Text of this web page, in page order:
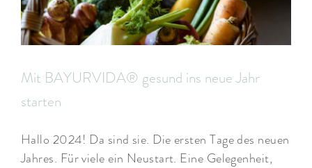
Mit BAYURVIDA® gesund ins neue Jahr
starten
Hallo 2024! Da sind sie. Die ersten Tage des neuen
Jahres. Für viele ein Neustart. Eine Gelegenheit,